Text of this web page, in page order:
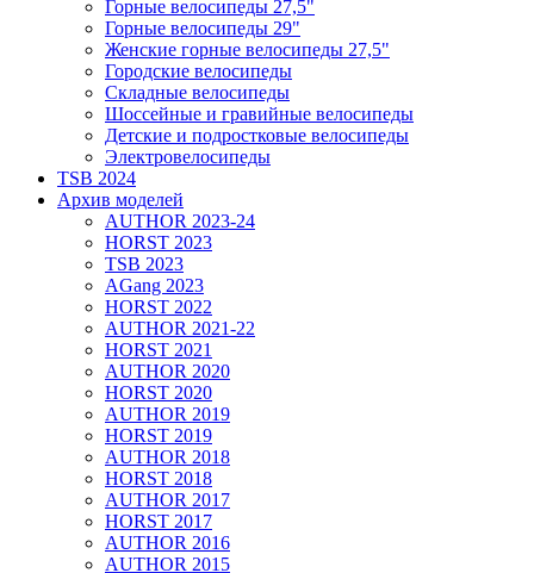
Горные велосипеды 27,5"
Горные велосипеды 29"
Женские горные велосипеды 27,5"
Городские велосипеды
Складные велосипеды
Шоссейные и гравийные велосипеды
Детские и подростковые велосипеды
Электровелосипеды
TSB 2024
Архив моделей
AUTHOR 2023-24
HORST 2023
TSB 2023
AGang 2023
HORST 2022
AUTHOR 2021-22
HORST 2021
AUTHOR 2020
HORST 2020
AUTHOR 2019
HORST 2019
AUTHOR 2018
HORST 2018
AUTHOR 2017
HORST 2017
AUTHOR 2016
AUTHOR 2015